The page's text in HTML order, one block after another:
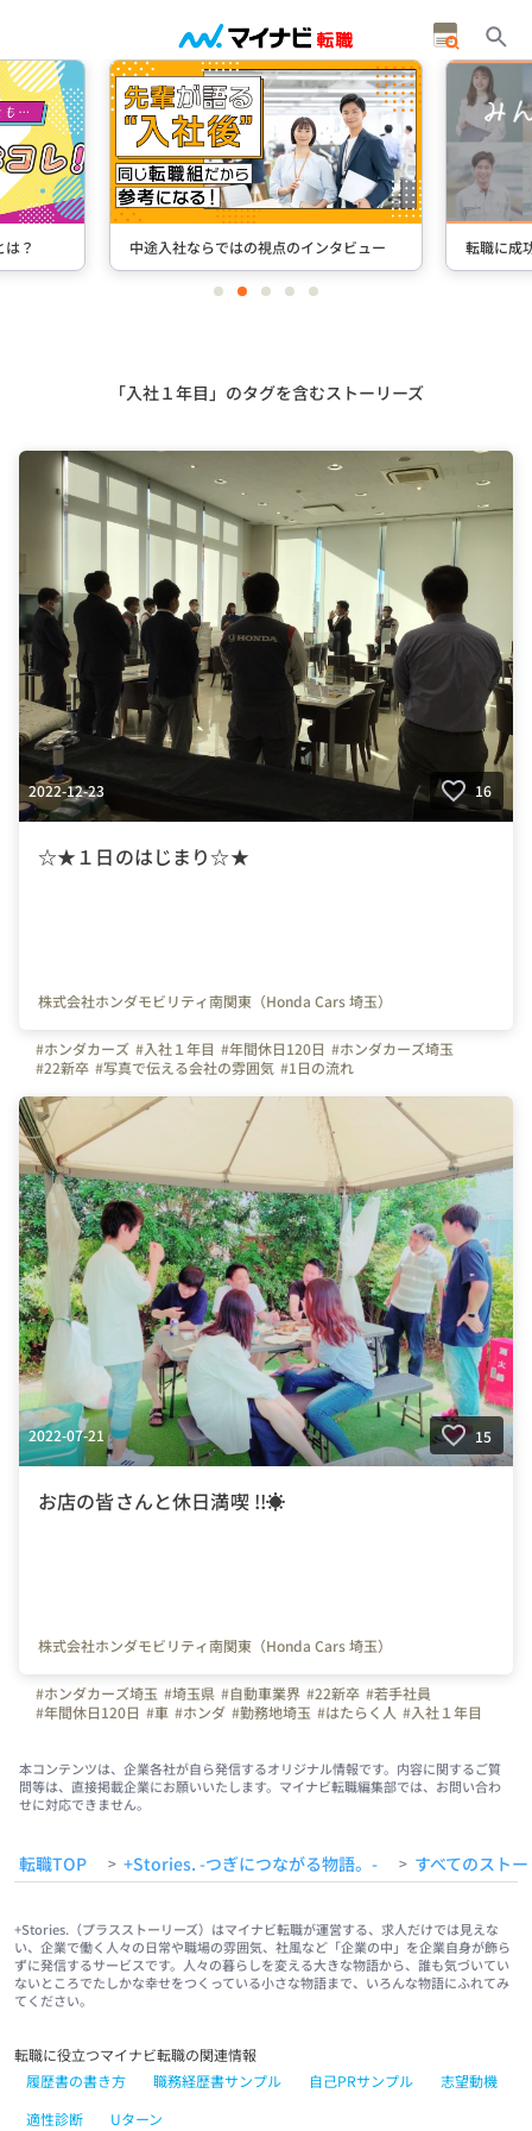
？ 中途入社ならではの視点のインタビュー 転職に成
itemitemitemitemitem
「入社１年目」のタグを含むストーリーズ
2022-12-23 16
☆★１日のはじまり☆★
株式会社ホンダモビリティ南関東（Honda Cars 埼玉）
#ホンダカーズ #入社１年目 #年間休日120日 #ホンダカーズ埼玉
#22新卒 #写真で伝える会社の雰囲気 #1日の流れ
2022-07-21 15
お店の皆さんと休日満喫 !!☀️
株式会社ホンダモビリティ南関東（Honda Cars 埼玉）
#ホンダカーズ埼玉 #埼玉県 #自動車業界 #22新卒 #若手社員
#年間休日120日 #車 #ホンダ #勤務地埼玉 #はたらく人 #入社１年目
本コンテンツは、企業各社が自ら発信するオリジナル情報です。内容に関するご質
問等は、直接掲載企業にお願いいたします。マイナビ転職編集部では、お問い合わ
せに対応できません。
転職TOP > +Stories. -つぎにつながる物語。- > すべてのスト
+Stories.（プラスストーリーズ）はマイナビ転職が運営する、求人だけでは見えな
い、企業で働く人々の日常や職場の雰囲気、社風など「企業の中」を企業自身が飾ら
ずに発信するサービスです。人々の暮らしを変える大きな物語から、誰も気づいてい
ないところでたしかな幸せをつくっている小さな物語まで、いろんな物語にふれてみ
てください。
転職に役立つマイナビ転職の関連情報
履歴書の書き方
職務経歴書サンプル 自己PRサンプル
志望動機
適性診断
Uターン